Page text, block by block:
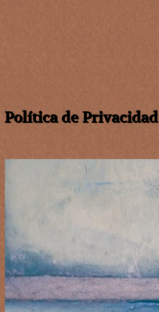
Política de Privacidad